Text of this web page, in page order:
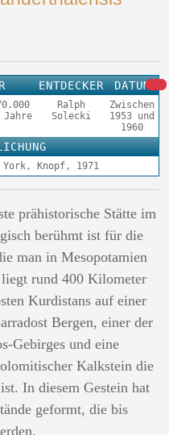
ENTDECKER DATUM
Jahre
Ralph
Solecki
Zwischen
1953 und
1960
Knopf, 1971
prähistorische Stätte im
berühmt ist für die
man in Mesopotamien
rund 400 Kilometer
Kurdistans auf einer
Bergen, einer der
Gebirges und eine
Kalkstein die
In diesem Gestein hat
geformt, die bis